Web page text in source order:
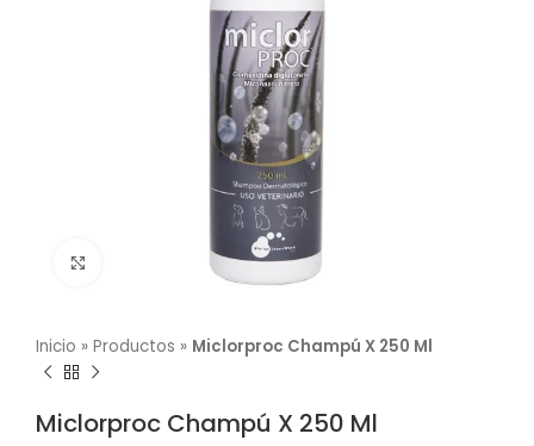
Click para agrandar
Inicio » Productos » Miclorproc Champú X 250 Ml
Miclorproc Champú X 250 Ml